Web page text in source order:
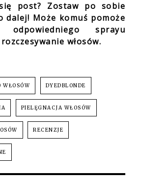
post? Zostaw po sobie
dalej! Może komuś pomoże
sprayu
włosów.
WŁOSÓW DYEDBLONDE
PIELĘGNACJA WŁOSÓW
RECENZJE